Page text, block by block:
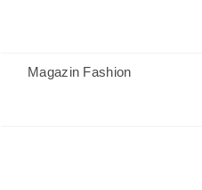
Magazin Fashion